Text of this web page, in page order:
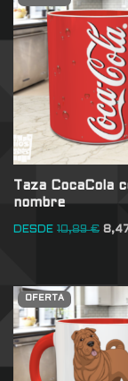
Taza CocaCola
nombre
DESDE 10,89€
OFERTA